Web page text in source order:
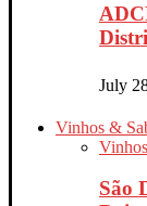
July
Vinhos &
São